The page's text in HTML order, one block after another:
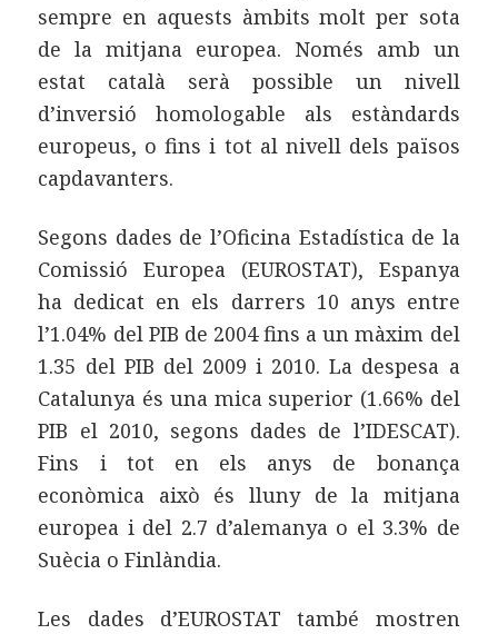
sempre en aquests àmbits molt per sota
de la mitjana europea. Només amb un
estat català serà possible un nivell
d’inversió homologable als estàndards
europeus, o fins i tot al nivell dels països
capdavanters.
Segons dades de l’Oficina Estadística de la
Comissió Europea (EUROSTAT), Espanya
ha dedicat en els darrers 10 anys entre
l’1.04% del PIB de 2004 fins a un màxim del
1.35 del PIB del 2009 i 2010. La despesa a
Catalunya és una mica superior (1.66% del
PIB el 2010, segons dades de l’IDESCAT).
Fins i tot en els anys de bonança
econòmica això és lluny de la mitjana
europea i del 2.7 d’alemanya o el 3.3% de
Suècia o Finlàndia.
Les dades d’EUROSTAT també mostren